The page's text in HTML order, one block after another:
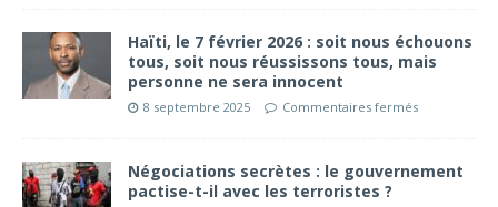
Haïti, le 7 février 2026 : soit nous échouons
tous, soit nous réussissons tous, mais
personne ne sera innocent
8 septembre 2025 Commentaires fermés
Négociations secrètes : le gouvernement
pactise-t-il avec les terroristes ?